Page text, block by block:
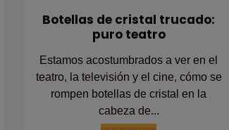
Botellas de cristal trucado:
puro teatro
Estamos acostumbrados a ver en el
teatro, la televisión y el cine, cómo se
rompen botellas de cristal en la
cabeza de...